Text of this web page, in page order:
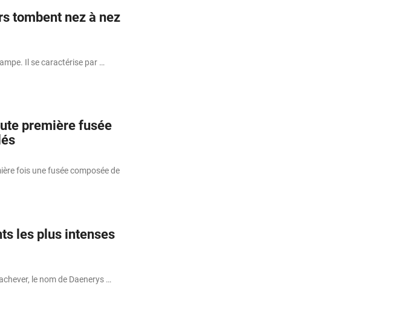
tombent nez à nez
Il se caractérise par …
première fusée
fois une fusée composée de
les plus intenses
le nom de Daenerys …